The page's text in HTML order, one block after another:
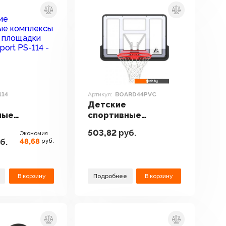
PS-114
Экономия
48,68 руб.
В корзину
Артикул: BOARD44PVC
Детские
спортивные
игровые площадки
503,82 руб.
Подробнее В корзину